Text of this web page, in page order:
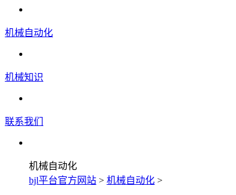
机械自动化
机械知识
联系我们
机械自动化
bjl平台官方网站 > 机械自动化 >